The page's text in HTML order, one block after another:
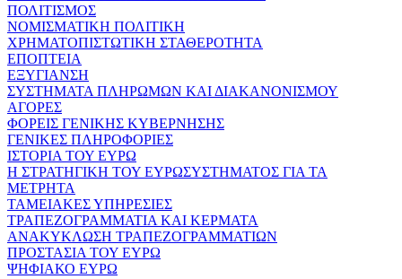
ΠΟΛΙΤΙΣΜΟΣ
ΝΟΜΙΣΜΑΤΙΚΗ ΠΟΛΙΤΙΚΗ
ΧΡΗΜΑΤΟΠΙΣΤΩΤΙΚΗ ΣΤΑΘΕΡΟΤΗΤΑ
ΕΠΟΠΤΕΙΑ
ΕΞΥΓΙΑΝΣΗ
ΣΥΣΤΗΜΑΤΑ ΠΛΗΡΩΜΩΝ ΚΑΙ ΔΙΑΚΑΝΟΝΙΣΜΟΥ
ΑΓΟΡΕΣ
ΦΟΡΕΙΣ ΓΕΝΙΚΗΣ ΚΥΒΕΡΝΗΣΗΣ
ΓΕΝΙΚΕΣ ΠΛΗΡΟΦΟΡΙΕΣ
ΙΣΤΟΡΙΑ ΤΟΥ ΕΥΡΩ
Η ΣΤΡΑΤΗΓΙΚΗ ΤΟΥ ΕΥΡΩΣΥΣΤΗΜΑΤΟΣ ΓΙΑ ΤΑ
ΜΕΤΡΗΤΑ
ΤΑΜΕΙΑΚΕΣ ΥΠΗΡΕΣΙΕΣ
ΤΡΑΠΕΖΟΓΡΑΜΜΑΤΙΑ ΚΑΙ ΚΕΡΜΑΤΑ
ΑΝΑΚΥΚΛΩΣΗ ΤΡΑΠΕΖΟΓΡΑΜΜΑΤΙΩΝ
ΠΡΟΣΤΑΣΙΑ ΤΟΥ ΕΥΡΩ
ΨΗΦΙΑΚΟ ΕΥΡΩ